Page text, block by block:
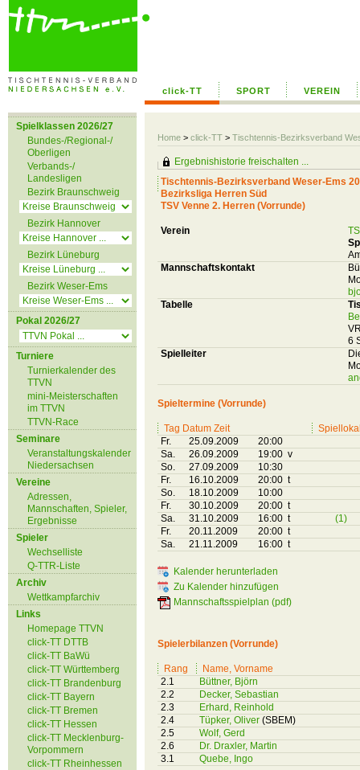
click-TT SPORT VEREIN
Home > click-TT > Tischtennis-Bezirksverband
Spielklassen 2026/27
Bundes-/Regional-/
Oberligen
Verbands-/
Landesligen
Bezirk Braunschweig
Bezirk Hannover
Bezirk Lüneburg
Bezirk Weser-Ems
Pokal 2026/27
Turniere
Turnierkalender des
TTVN
mini-Meisterschaften
im TTVN
TTVN-Race
Seminare
Veranstaltungskalender
Niedersachsen
Vereine
Adressen,
Mannschaften, Spieler,
Ergebnisse
Spieler
Wechselliste
Q-TTR-Liste
Archiv
Wettkampfarchiv
Links
Homepage TTVN
click-TT DTTB
click-TT BaWü
click-TT Württemberg
click-TT Brandenburg
click-TT Bayern
click-TT Bremen
click-TT Hessen
click-TT Mecklenburg-
Vorpommern
click-TT Rheinhessen
Ergebnishistorie freischalten ...
Tischtennis-Bezirksverband Weser-Ems
Bezirksliga Herren Süd
TSV Venne 2. Herren (Vorrunde)
Verein
Mannschaftskontakt
Tabelle
6
Spielleiter
Spieltermine (Vorrunde)
Tag Datum Zeit
Fr.
25.09.2009
20:00
Sa.
26.09.2009
19:00 v
So.
27.09.2009
10:30
Fr.
16.10.2009
20:00 t
So.
18.10.2009
10:00
Fr.
30.10.2009
20:00 t
Sa.
31.10.2009 16:00 t
(1)
Fr.
20.11.2009
20:00 t
Sa.
21.11.2009 16:00 t
Kalender herunterladen
Zu Kalender hinzufügen
Mannschaftsspielplan (pdf)
Spielerbilanzen (Vorrunde)
Rang
Name, Vorname
2.1
Büttner, Björn
2.2
Decker, Sebastian
2.3
Erhard, Reinhold
2.4
Tüpker, Oliver (SBEM)
2.5
Wolf, Gerd
2.6
Dr. Draxler, Martin
3.1
Quebe, Ingo